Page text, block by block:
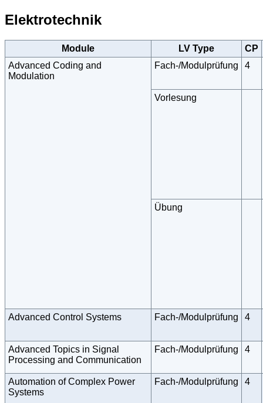
Elektrotechnik
Module LV Type
CP
Advanced Coding and
Modulation
Fach-/Modulprüfung 4
Vorlesung
Übung
Advanced Control Systems Fach-/Modulprüfung 4
Advanced Topics in Signal
Processing and Communication
Fach-/Modulprüfung 4
Automation of Complex Power
Systems
Fach-/Modulprüfung 4